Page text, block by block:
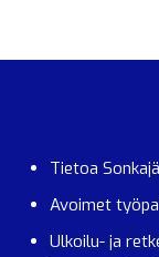
Tietoa
Avoimet
Ulkoilu- ja